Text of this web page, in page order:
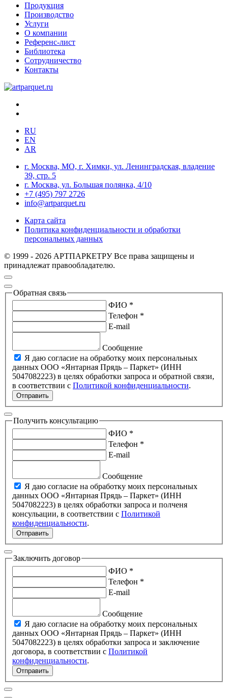
Продукция
Производство
Услуги
О компании
Референс-лист
Библиотека
Сотрудничество
Контакты
RU
EN
AR
г. Москва, МО, г. Химки, ул. Ленинградская, владение
39, стр. 5
г. Москва, ул. Большая полянка, 4/10
+7 (495) 797 2726
info@artparquet.ru
Карта сайта
Политика конфиденциальности и обработки
персональных данных
© 1999 - 2026 АРТПАРКЕТРУ Все права защищены и
принадлежат правообладателю.
Обратная связь
ФИО *
Телефон *
E-mail
Сообщение
Я даю согласие на обработку моих персональных
данных ООО «Янтарная Прядь – Паркет» (ИНН
5047082223) в целях обработки запроса и обратной связи,
в соответствии с Политикой конфиденциальности.
Отправить
Получить консультацию
ФИО *
Телефон *
E-mail
Сообщение
Я даю согласие на обработку моих персональных
данных ООО «Янтарная Прядь – Паркет» (ИНН
5047082223) в целях обработки запроса и полченя
консульации, в соответствии с Политикой
конфиденциальности.
Отправить
Заключить договор
ФИО *
Телефон *
E-mail
Сообщение
Я даю согласие на обработку моих персональных
данных ООО «Янтарная Прядь – Паркет» (ИНН
5047082223) в целях обработки запроса и заключение
договора, в соответствии с Политикой
конфиденциальности.
Отправить